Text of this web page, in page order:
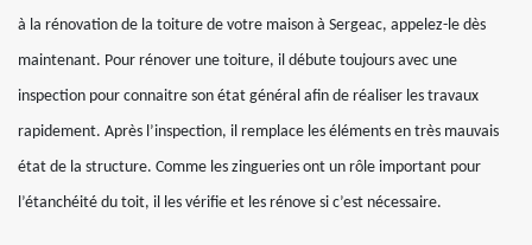
à la rénovation de la toiture de votre maison à Sergeac, appelez-le dès
maintenant. Pour rénover une toiture, il débute toujours avec une
inspection pour connaitre son état général afin de réaliser les travaux
rapidement. Après l’inspection, il remplace les éléments en très mauvais
état de la structure. Comme les zingueries ont un rôle important pour
l’étanchéité du toit, il les vérifie et les rénove si c’est nécessaire.